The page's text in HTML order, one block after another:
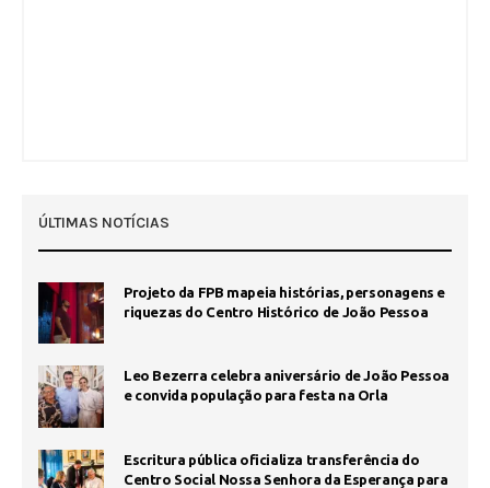
ÚLTIMAS NOTÍCIAS
Projeto da FPB mapeia histórias, personagens e
riquezas do Centro Histórico de João Pessoa
Leo Bezerra celebra aniversário de João Pessoa
e convida população para festa na Orla
Escritura pública oficializa transferência do
Centro Social Nossa Senhora da Esperança para